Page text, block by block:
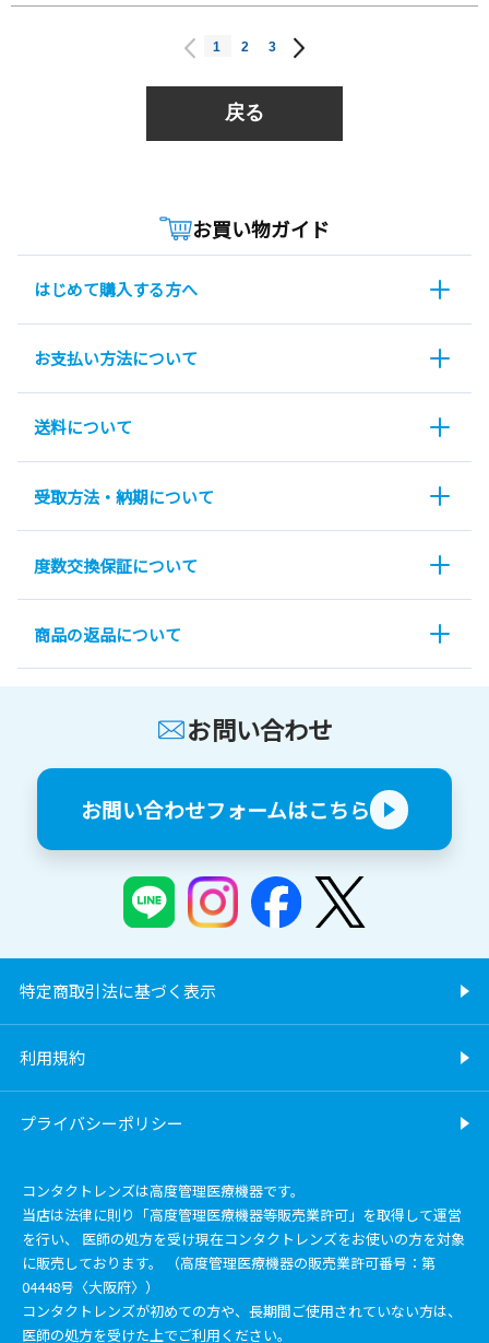
1 2 3
戻る
お買い物ガイド
はじめて購入する方へ
お支払い方法について
送料について
受取方法・納期について
度数交換保証について
商品の返品について
お問い合わせ
お問い合わせフォームはこちら
特定商取引法に基づく表示
利用規約
プライバシーポリシー
コンタクトレンズは高度管理医療機器です。
当店は法律に則り「高度管理医療機器等販売業許可」を取得して運営
を行い、 医師の処方を受け現在コンタクトレンズをお使いの方を対象
に販売しております。 （高度管理医療機器の販売業許可番号：第
04448号〈大阪府〉）
コンタクトレンズが初めての方や、長期間ご使用されていない方は、
医師の処方を受けた上でご利用ください。